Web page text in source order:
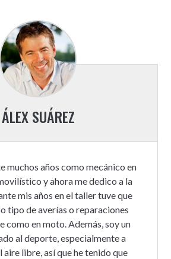
ÁLEX SUÁREZ
muchos años como mecánico en
y ahora me dedico a la
mis años en el taller tuve que
tipo de averías o reparaciones
como en moto. Además, soy un
al deporte, especialmente a
libre, así que he tenido que